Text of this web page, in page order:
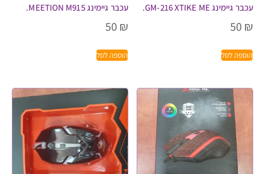
עכבר גיימינג GM-216 XTIKE ME.
50 ₪
הוספה לסל
עכבר גיימינג MEETION M915.
50 ₪
הוספה לסל